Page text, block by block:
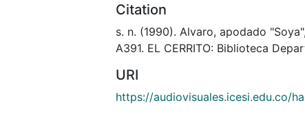
Citation
s. n. (1990). Alvaro, apodado
A391. EL CERRITO: Biblioteca
URI
https://audiovisuales.icesi.edu.co/